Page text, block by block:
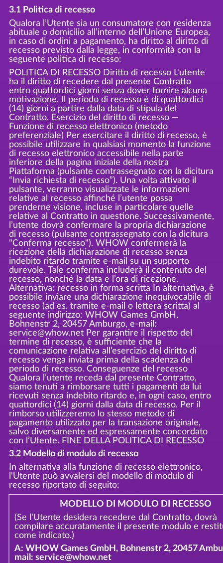
3.1 Politica di recesso
Qualora l’Utente sia un consumatore con residenza
abituale o domicilio all’interno dell’Unione Europea,
in caso di ordini a pagamento, ha diritto al diritto di
recesso previsto dalla legge, in conformità con la
seguente politica di recesso:
POLITICA DI RECESSO Diritto di recesso L'utente
ha il diritto di recedere dal presente Contratto
entro quattordici giorni senza dover fornire alcuna
motivazione. Il periodo di recesso è di quattordici
(14) giorni a partire dalla data di stipula del
Contratto. Esercizio del diritto di recesso —
Funzione di recesso elettronico (metodo
preferenziale) Per esercitare il diritto di recesso, è
possibile utilizzare in qualsiasi momento la funzione
di recesso elettronico accessibile nella parte
inferiore della pagina iniziale della nostra
Piattaforma (pulsante contrassegnato con la dicitura
“Invia richiesta di recesso”). Una volta attivato il
pulsante, verranno visualizzate le informazioni
relative al recesso affinché l’utente possa
prenderne visione, incluse in particolare quelle
relative al Contratto in questione. Successivamente,
l’utente dovrà confermare la propria dichiarazione
di recesso (pulsante contrassegnato con la dicitura
"Conferma recesso"). WHOW confermerà la
ricezione della dichiarazione di recesso senza
indebito ritardo tramite e-mail su un supporto
durevole. Tale conferma includerà il contenuto del
recesso, nonché la data e l’ora di ricezione.
Alternativa: recesso in forma scritta In alternativa, è
possibile inviare una dichiarazione inequivocabile di
recesso (ad es. tramite e-mail o lettera scritta) al
seguente indirizzo: WHOW Games GmbH,
Bohnenstr 2, 20457 Amburgo, e-mail:
service@whow.net Per garantire il rispetto del
termine di recesso, è sufficiente che la
comunicazione relativa all’esercizio del diritto di
recesso venga inviata prima della scadenza del
periodo di recesso. Conseguenze del recesso
Qualora l’utente receda dal presente Contratto,
siamo tenuti a rimborsare tutti i pagamenti da lui
ricevuti senza indebito ritardo e, in ogni caso, entro
quattordici (14) giorni dalla data di recesso. Per il
rimborso utilizzeremo lo stesso metodo di
pagamento utilizzato per la transazione originale,
salvo diversamente ed espressamente concordato
con l’Utente. FINE DELLA POLITICA DI RECESSO
3.2 Modello di modulo di recesso
In alternativa alla funzione di recesso elettronico,
l'Utente può avvalersi del modello di modulo di
recesso riportato di seguito:
MODELLO DI MODULO DI RECESSO
(Se l'Utente desidera recedere dal Contratto, dovrà
compilare accuratamente il presente modulo e
come indicato.)
A: WHOW Games GmbH, Bohnenstr 2, 20457
mail: service@whow.net